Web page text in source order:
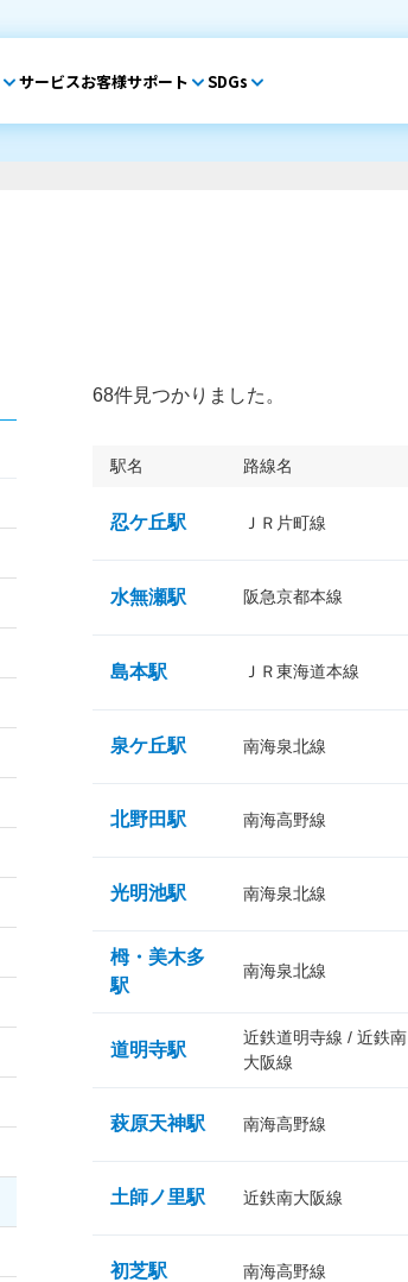
サービスお客様サポート SDGs
68件見つかりました。
駅名 路線名
忍ケ丘駅 ＪＲ片町線
水無瀬駅 阪急京都本線
島本駅 ＪＲ東海道本線
泉ケ丘駅 南海泉北線
北野田駅 南海高野線
光明池駅 南海泉北線
栂・美木多
駅
南海泉北線
道明寺駅
近鉄道明寺線 / 近鉄南
大阪線
萩原天神駅 南海高野線
土師ノ里駅 近鉄南大阪線
初芝駅 南海高野線